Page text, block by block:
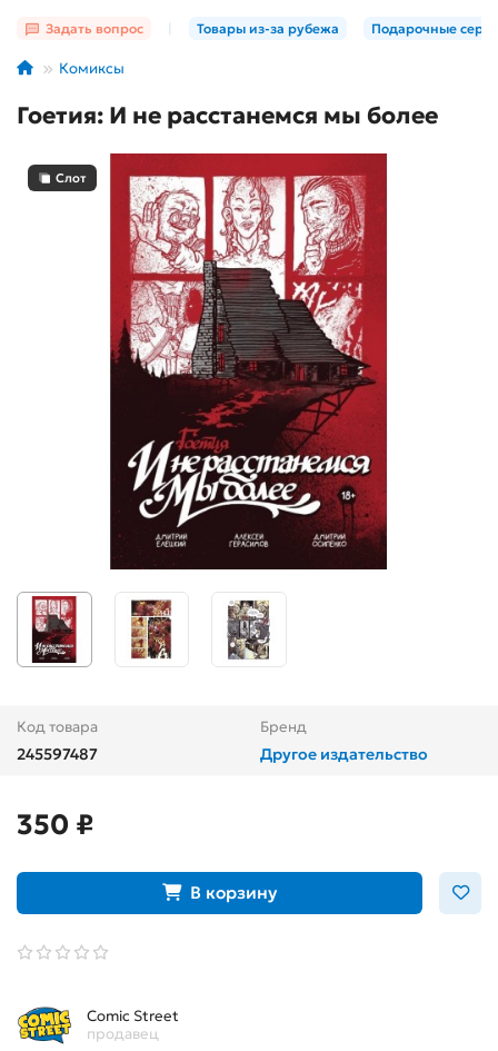
Задать вопрос Товары из-за рубежа Подарочные
Комиксы
Гоетия: И не расстанемся мы более
Слот
Код товара
245597487
Бренд
Другое издательство
350 ₽
В корзину
Comic Street
продавец